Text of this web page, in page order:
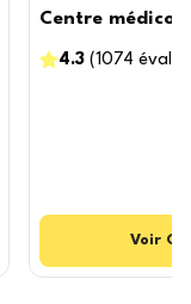
Centre médico-
4.3 (1074
Voir